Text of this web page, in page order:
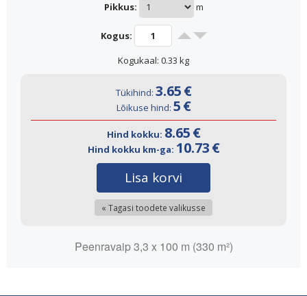
Pikkus: m
Kogus:
Kogukaal: 0.33 kg
Tükihind: 3.65€
Lõikuse hind: 5€
Hind kokku: 8.65€
Hind kokku km-ga: 10.73€
Lisa korvi
« Tagasi toodete valikusse
Peenravaip 3,3 x 100 m (330 m²)